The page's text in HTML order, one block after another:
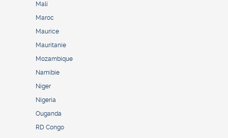
Mali
Maroc
Maurice
Mauritanie
Mozambique
Namibie
Niger
Nigeria
Ouganda
RD Congo